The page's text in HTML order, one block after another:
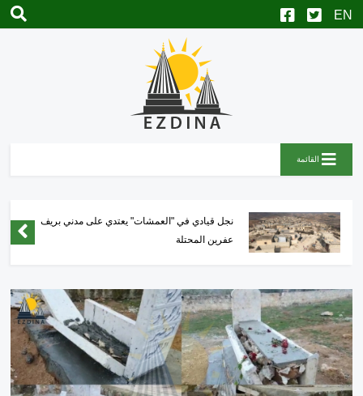
القائمة
نجل قيادي في "العمشات" يعتدي على مدني بريف
عفرين المحتلة